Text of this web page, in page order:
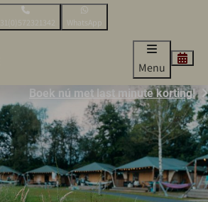
+31(0)572321342 WhatsApp
Menu
Boek nú met last minute korting!